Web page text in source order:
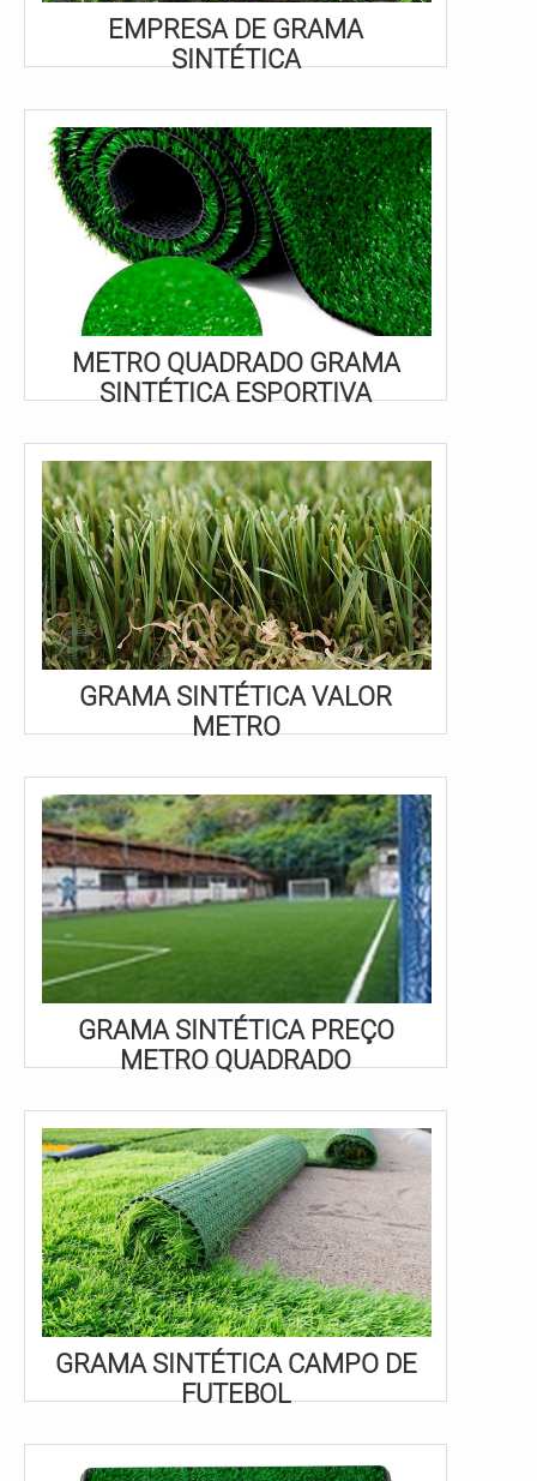
EMPRESA DE GRAMA
SINTÉTICA
METRO QUADRADO GRAMA
SINTÉTICA ESPORTIVA
GRAMA SINTÉTICA VALOR
METRO
GRAMA SINTÉTICA PREÇO
METRO QUADRADO
GRAMA SINTÉTICA CAMPO DE
FUTEBOL